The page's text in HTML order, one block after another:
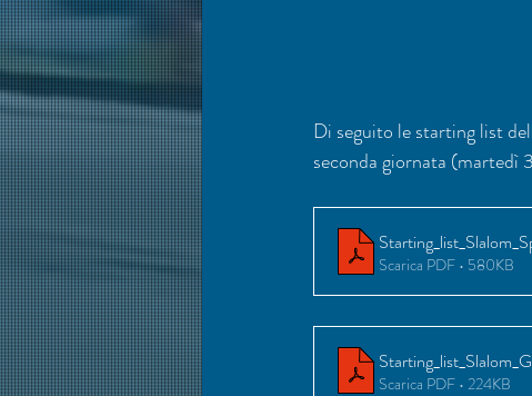
Di seguito le starting list
seconda giornata (martedì
Scarica PDF • 580KB
Scarica PDF • 224KB